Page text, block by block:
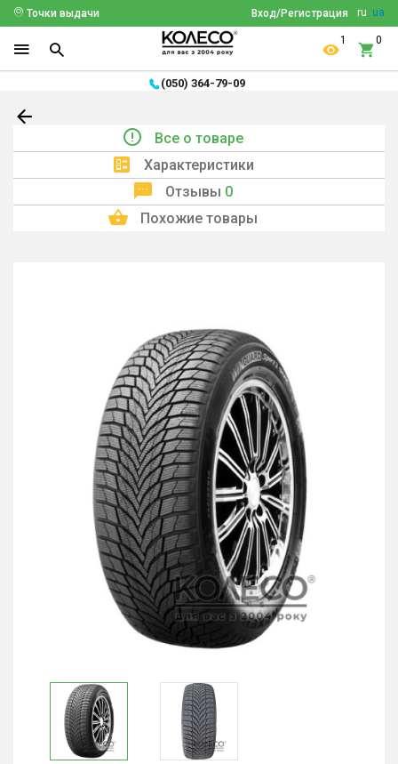
ru ua
Вход/Регистрация
Точки выдачи
1 0
(050) 364-79-09
Все о товаре
Характеристики
Отзывы 0
Похожие товары